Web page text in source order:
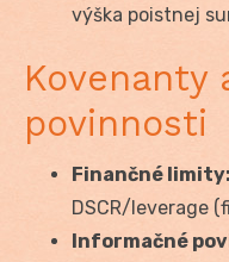
výška poistnej
Kovenanty
povinnosti
Finančné limity:
DSCR/leverage
Informačné